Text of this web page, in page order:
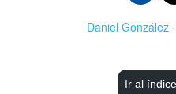
Daniel González ·
Ir al